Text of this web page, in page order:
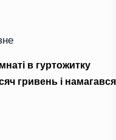
в гуртожитку
гривень і намагався